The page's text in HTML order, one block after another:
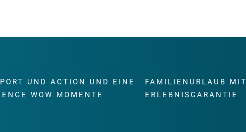
UND ACTION UND EINE
WOW MOMENTE
FAMILIENURLAUB MIT
ERLEBNISGARANTIE